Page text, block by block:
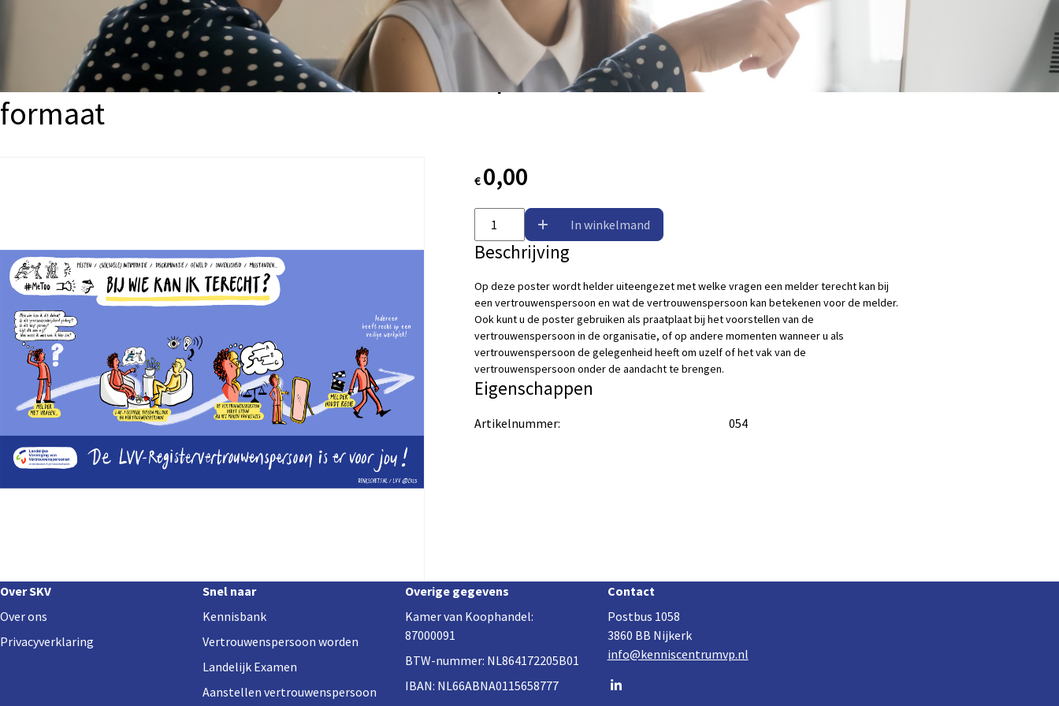
Terug naar de vorige pagina
Poster over de rol van de vertrouwenspersoon - downloadversie A3
formaat
€ 0,00
In winkelmand
Beschrijving
Op deze poster wordt helder uiteengezet met welke vragen een melder terecht kan bij
een vertrouwenspersoon en wat de vertrouwenspersoon kan betekenen voor de melder.
Ook kunt u de poster gebruiken als praatplaat bij het voorstellen van de
vertrouwenspersoon in de organisatie, of op andere momenten wanneer u als
vertrouwenspersoon de gelegenheid heeft om uzelf of het vak van de
vertrouwenspersoon onder de aandacht te brengen.
Eigenschappen
Artikelnummer: 054
Footer
navigation
Over SKV
Over ons
Privacyverklaring
Snel naar
Kennisbank
Vertrouwenspersoon worden
Landelijk Examen
Aanstellen vertrouwenspersoon
Overige gegevens
Kamer van Koophandel:
87000091
BTW-nummer: NL864172205B01
IBAN: NL66ABNA0115658777
Contact
Postbus 1058
3860 BB Nijkerk
info@kenniscentrumvp.nl